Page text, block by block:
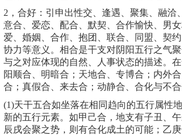
2，合好：引申出性交、逢遇、聚集、融洽
意合、爱恋、配合、默契、合作愉快、男
爱、婚姻、合作、抱团、联合、同盟、契
协力等意义。相合是干支对阴阳五行之气
与之对应体现的自然、人事状态的描述。
阳顺合、明暗合；天地合、专博合；内外
合；真假合、来去合；动静合、合化与不合
(1)天干五合如坐落在相同趋向的五行属性
新的五行元素。如甲己合，地支有子丑、
辰戌会聚之势，则有合化成土的可能；乙